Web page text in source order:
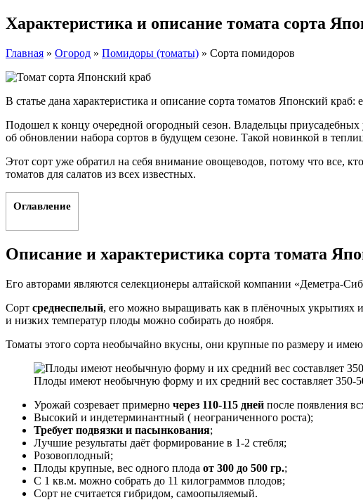
Характеристика и описание томата сорта
Главная » Огород » Помидоры (томаты) » Сорта помидоров
В статье дана характеристика и описание сорта томатов Японский
Подошел к концу очередной огородный сезон. Владельцы
об обновлении набора сортов в будущем сезоне. Такой новинкой в
Этот сорт уже обратил на себя внимание овощеводов, потому что все,
томатов для салатов из всех известных.
Оглавление
Описание и характеристика сорта томата
Его авторами являются селекционеры алтайской компании «Деметра-
Сорт среднеспелый, его можно выращивать как в плёночных укрытиях
и низких температур плоды можно собирать до ноября.
Томаты этого сорта необычайно вкусны, они крупные по размеру и
Плоды имеют необычную форму и их средний вес составляет 350-
Урожай созревает примерно через 110-115 дней после появления
Высокий и индетерминантный ( неограниченного роста);
Требует подвязки и пасынкования;
Лучшие результаты даёт формирование в 1-2 стебля;
Розовоплодный;
Плоды крупные, вес одного плода от 300 до 500 гр.;
С 1 кв.м. можно собрать до 11 килограммов плодов;
Сорт не считается гибридом, самоопыляемый.